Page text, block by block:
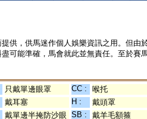
供，供馬迷作個人娛樂資訊之用。但
可能準確，馬會就此並無責任。至於賽
只戴單邊眼罩 CC :
喉托
戴耳塞 H :
戴頭罩
戴單邊半掩防沙眼 SB : 戴羊毛額箍